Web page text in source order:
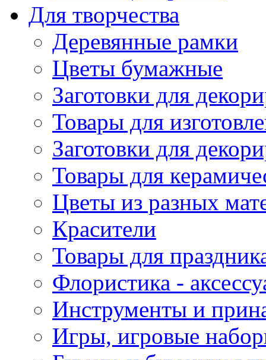
Для творчества
Деревянные рамки
Цветы бумажные
Заготовки для
Товары для
Заготовки для
Товары для
Цветы из разных
Красители
Товары для
Флористика -
Инструменты и
Игры, игровые